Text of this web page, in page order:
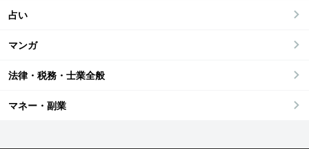
占い
マンガ
法律・税務・士業全般
マネー・副業